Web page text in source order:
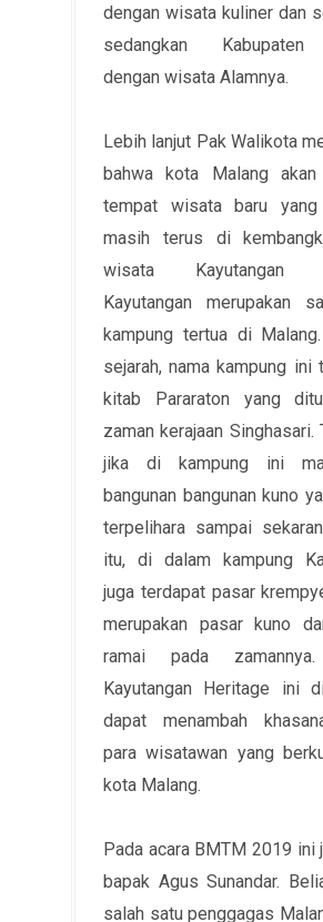
dengan wisata kuliner dan
sedangkan Kabupaten
dengan wisata Alamnya.
Lebih lanjut Pak Walikota
bahwa kota Malang
tempat wisata baru
masih terus di
wisata Kayutangan
Kayutangan merupakan
kampung tertua di
sejarah, nama kampung ini
kitab Pararaton yang
zaman kerajaan Singhasari.
jika di kampung ini
bangunan bangunan kuno
terpelihara sampai
itu, di dalam kampung
juga terdapat pasar
merupakan pasar kuno
ramai pada
Kayutangan Heritage ini
dapat menambah
para wisatawan yang
kota Malang.
Pada acara BMTM 2019 ini
bapak Agus Sunandar.
salah satu penggagas